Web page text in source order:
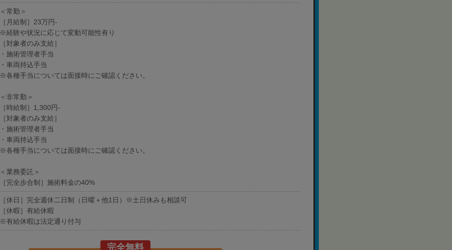
＜常勤＞
［月給制］23万円-
※経験や状況に応じて変動可能性有り
［対象者のみ支給］
・施術管理者手当
・車両持込手当
※各種手当については面接時にご確認ください。
＜非常勤＞
［時給制］1,300円-
［対象者のみ支給］
・施術管理者手当
・車両持込手当
※各種手当については面接時にご確認ください。
＜業務委託＞
［完全歩合制］施術料金の40%
［休日］完全週休二日制（日曜＋他1日）※土日休みも相談可
［休暇］有給休暇
※有給休暇は法定通り付与
完全無料